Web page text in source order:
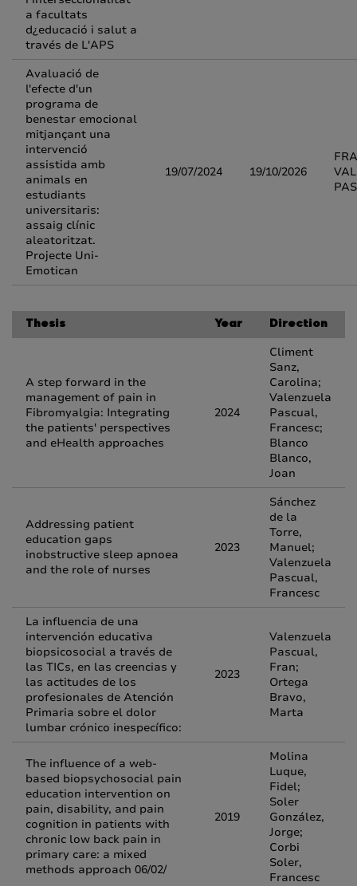
a facultats
d¿educació i salut a
través de L'APS
Avaluació de
l'efecte d'un
programa de
benestar emocional
mitjançant una
intervenció
assistida amb
animals en
estudiants
universitaris:
assaig clínic
aleatoritzat.
Projecte Uni-
Emotican
19/07/2024 19/10/2026
Thesis Year Direction
A step forward in the
management of pain in
Fibromyalgia: Integrating
the patients' perspectives
and eHealth approaches
2024
Climent
Sanz,
Carolina;
Valenzuela
Pascual,
Francesc;
Blanco
Blanco,
Joan
Addressing patient
education gaps
inobstructive sleep apnoea
and the role of nurses
2023
Sánchez
de la
Torre,
Manuel;
Valenzuela
Pascual,
Francesc
La influencia de una
intervención educativa
biopsicosocial a través de
las TICs, en las creencias y
las actitudes de los
profesionales de Atención
Primaria sobre el dolor
lumbar crónico inespecífico:
2023
Valenzuela
Pascual,
Fran;
Ortega
Bravo,
Marta
The influence of a web-
based biopsychosocial pain
education intervention on
pain, disability, and pain
cognition in patients with
chronic low back pain in
primary care: a mixed
methods approach 06/02/
2019
Molina
Luque,
Fidel;
Soler
González,
Jorge;
Corbi
Soler,
Francesc